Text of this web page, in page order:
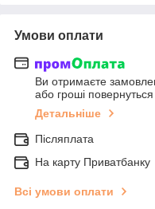
Умови оплати
Ви отримаєте
або гроші
Детальніше
Післяплата
На карту Приватбанку
Всі умови оплати